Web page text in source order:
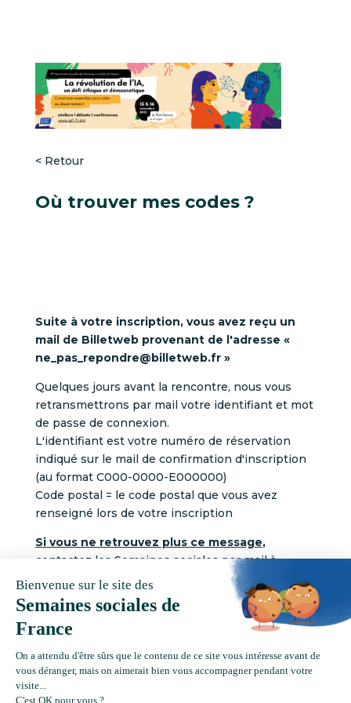
< Retour
Où trouver mes codes ?
Suite à votre inscription, vous avez reçu un
mail de Billetweb provenant de l'adresse «
ne_pas_repondre@billetweb.fr»
Quelques jours avant la rencontre, nous vous
retransmettrons par mail votre identifiant et mot
de passe de connexion.
L'identifiant est votre numéro de réservation
indiqué sur le mail de confirmation d'inscription
(au format C000-0000-E000000)
Code postal = le code postal que vous avez
renseigné lors de votre inscription
Si vous ne retrouvez plus ce message,
contactez les Semaines sociales par mail à
@ssf-fr.org
Je contacte l'équipe des SSF